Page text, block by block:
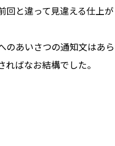
回と違って見違える仕上
のあいさつの通知文はあ
ればなお結構でした。